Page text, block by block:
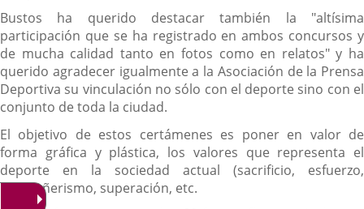
Bustos ha querido destacar también la "altísima
participación que se ha registrado en ambos concursos y
de mucha calidad tanto en fotos como en relatos" y ha
querido agradecer igualmente a la Asociación de la Prensa
Deportiva su vinculación no sólo con el deporte sino con el
conjunto de toda la ciudad.
El objetivo de estos certámenes es poner en valor de
forma gráfica y plástica, los valores que representa el
deporte en la sociedad actual (sacrificio, esfuerzo,
compañerismo, superación, etc.